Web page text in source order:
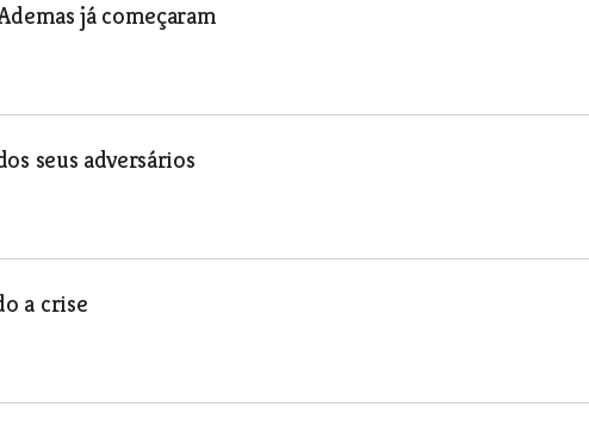
já começaram
seus adversários
a crise